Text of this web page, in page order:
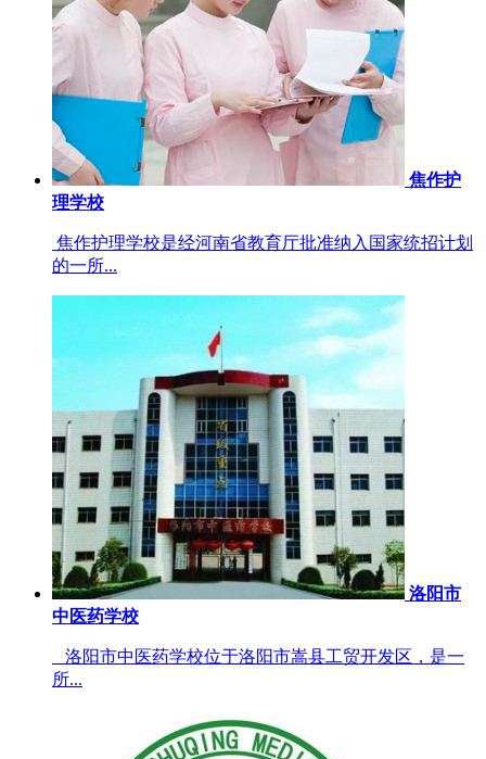
焦作护
理学校
焦作护理学校是经河南省教育厅批准纳入国家统招计划
的一所...
洛阳市
中医药学校
洛阳市中医药学校位于洛阳市嵩县工贸开发区，是一
所...